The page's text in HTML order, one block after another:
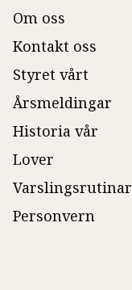
Om oss
Kontakt oss
Styret vårt
Årsmeldingar
Historia vår
Lover
Varslingsrutinar
Personvern